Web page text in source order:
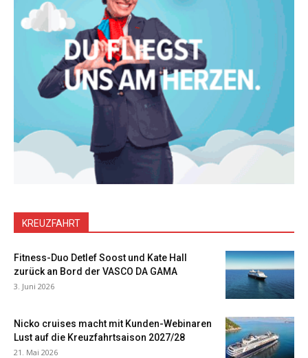
KREUZFAHRT
Fitness-Duo Detlef Soost und Kate Hall
zurück an Bord der VASCO DA GAMA
3. Juni 2026
Nicko cruises macht mit Kunden-Webinaren
Lust auf die Kreuzfahrtsaison 2027/28
21. Mai 2026